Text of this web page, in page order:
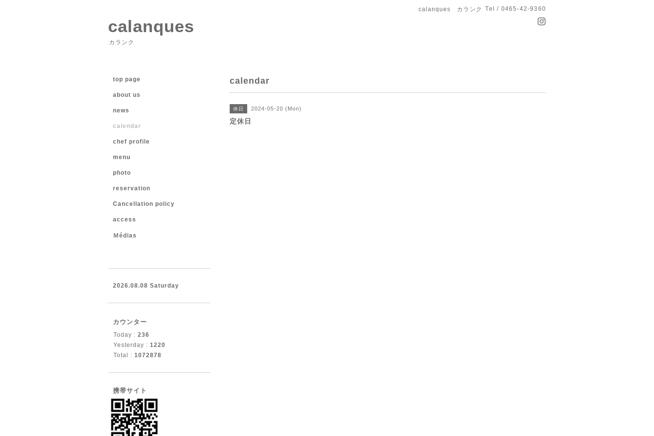
calanques カランク Tel / 0465-42-9360
calanques
カランク
calendar
休日 2024-05-20 (Mon)
定休日
top page
about us
news
calendar
chef profile
menu
photo
reservation
Cancellation policy
access
Ｍédias
2026.08.08 Saturday
カウンター
Today : 236
Yesterday : 1220
Total : 1072878
携帯サイト